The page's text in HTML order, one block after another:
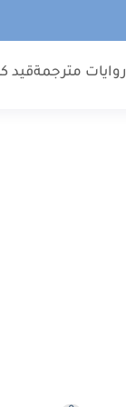
روايات مترجمةقيد